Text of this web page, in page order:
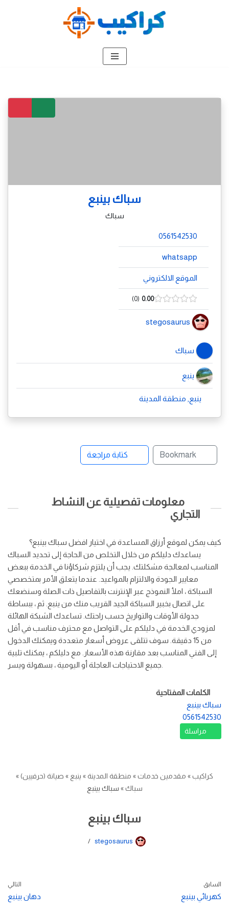
سباك بينبع
سباك
0561542530
whatsapp
الموقع الالكتروني
0.00
0
stegosaurus
سباك
ينبع
ينبع, منطقة المدينة
Bookmark كتابة مراجعة
معلومات تفصيلية عن النشاط
التجاري
كيف يمكن لموقع أرزاق المساعدة في اختيار افضل سباك بينبع؟
يساعدك دليلكم من خلال التخلص من الحاجة إلى تحديد السباك
المناسب لمعالجة مشكلتك. يجب أن يلتزم شركاؤنا في الخدمة ببعض
معايير الجودة والالتزام بالمواعيد. عندما يتعلق الأمر بمتخصصي
السباكة ، املأ النموذج عبر الإنترنت بالتفاصيل ذات الصلة وسنضعك
على اتصال بخبير السباكة الجيد القريب منك من ينبع. ثم ، ببساطة
جدولة الأوقات والتواريخ حسب راحتك. تساعدك الشبكة الهائلة
لمزودي الخدمة في دليلكم على التواصل مع محترف مناسب في أقل
من 15 دقيقة. سوف تتلقى عروض أسعار متعددة ويمكنك الدخول
إلى الفني المناسب بعد مقارنة هذه الأسعار. مع دليلكم ، يمكنك تلبية
الكلمات المفتاحية
سباك بينبع
0561542530
مراسلة
كراكيب» مقدمين خدمات» منطقة المدينة» ينبع » صيانة (حرفيين)»
سباك» سباك بينبع
سباك بينبع
stegosaurus
السابق
كهربائي بينبع
التالي
دهان بينبع